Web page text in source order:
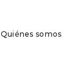
Quiénes somos